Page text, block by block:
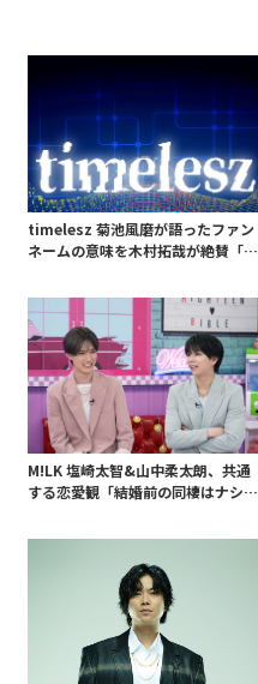
timelesz 菊池風磨が語ったファン
ネームの意味を木村拓哉が絶賛「考
M!LK 塩崎太智&山中柔太朗、共通
する恋愛観「結婚前の同棲はナシ」